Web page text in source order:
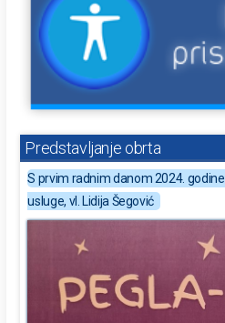
Predstavljanje obrta
S prvim radnim danom 2024.
usluge, vl. Lidija Šegović